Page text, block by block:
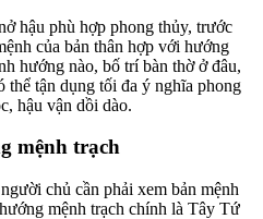
hậu phù hợp phong thủy, trước
của bản thân hợp với hướng
hướng nào, bố trí bàn thờ ở đâu,
thể tận dụng tối đa ý nghĩa phong
hậu vận dồi dào.
mệnh trạch
chủ cần phải xem bản mệnh
mệnh trạch chính là Tây Tứ